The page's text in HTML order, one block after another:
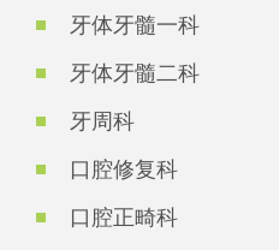
牙体牙髓一科
牙体牙髓二科
牙周科
口腔修复科
口腔正畸科